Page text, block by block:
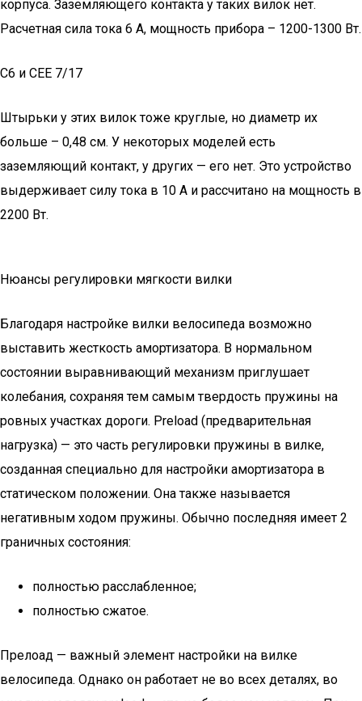
корпуса. Заземляющего контакта у таких вилок нет.
Расчетная сила тока 6 А, мощность прибора – 1200-1300 Вт.
С6 и СЕЕ 7/17
Штырьки у этих вилок тоже круглые, но диаметр их
больше – 0,48 см. У некоторых моделей есть
заземляющий контакт, у других — его нет. Это устройство
выдерживает силу тока в 10 А и рассчитано на мощность в
2200 Вт.
Нюансы регулировки мягкости вилки
Благодаря настройке вилки велосипеда возможно
выставить жесткость амортизатора. В нормальном
состоянии выравнивающий механизм приглушает
колебания, сохраняя тем самым твердость пружины на
ровных участках дороги. Preload (предварительная
нагрузка) — это часть регулировки пружины в вилке,
созданная специально для настройки амортизатора в
статическом положении. Она также называется
негативным ходом пружины. Обычно последняя имеет 2
граничных состояния:
полностью расслабленное;
полностью сжатое.
Прелоад — важный элемент настройки на вилке
велосипеда. Однако он работает не во всех деталях, во